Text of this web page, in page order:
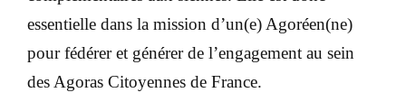
essentielle dans la mission d’un(e) Agoréen(ne)
pour fédérer et générer de l’engagement au sein
des Agoras Citoyennes de France.